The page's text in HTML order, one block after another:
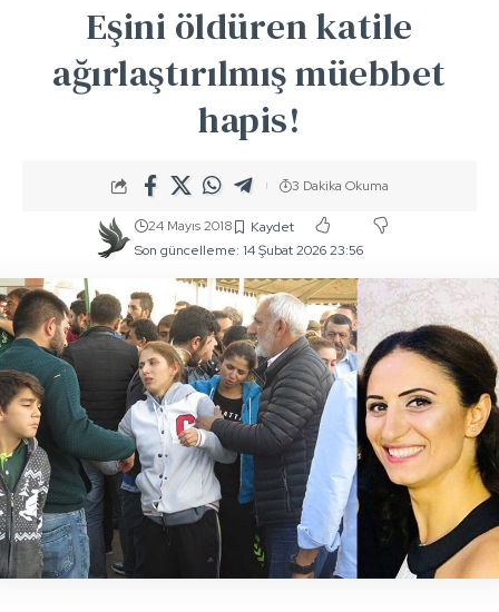
Eşini öldüren katile
ağırlaştırılmış müebbet
hapis!
Son güncelleme: 14 Şubat 2026 23:56
24 Mayıs 2018
3 Dakika Okuma